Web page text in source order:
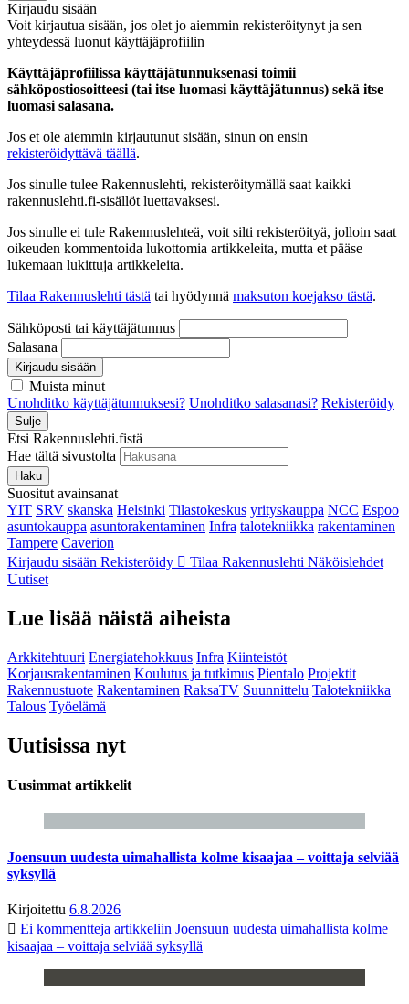
Kirjaudu sisään
Voit kirjautua sisään, jos olet jo aiemmin rekisteröitynyt ja sen
yhteydessä luonut käyttäjäprofiilin
Käyttäjäprofiilissa käyttäjätunnuksenasi toimii
sähköpostiosoitteesi (tai itse luomasi käyttäjätunnus) sekä itse
luomasi salasana.
Jos et ole aiemmin kirjautunut sisään, sinun on ensin
rekisteröidyttävä täällä.
Jos sinulle tulee Rakennuslehti, rekisteröitymällä saat kaikki
rakennuslehti.fi-sisällöt luettavaksesi.
Jos sinulle ei tule Rakennuslehteä, voit silti rekisteröityä, jolloin saat
oikeuden kommentoida lukottomia artikkeleita, mutta et pääse
lukemaan lukittuja artikkeleita.
Tilaa Rakennuslehti tästä tai hyödynnä maksuton koejakso tästä.
Sähköposti tai käyttäjätunnus
Salasana
Kirjaudu sisään
Muista minut
Unohditko käyttäjätunnuksesi? Unohditko salasanasi? Rekisteröidy
Sulje
Etsi Rakennuslehti.fistä
Hae tältä sivustolta
Haku
Suositut avainsanat
YIT SRV skanska Helsinki Tilastokeskus yrityskauppa NCC Espoo
asuntokauppa asuntorakentaminen Infra talotekniikka rakentaminen
Tampere Caverion
Kirjaudu sisään Rekisteröidy Tilaa Rakennuslehti Näköislehdet
Uutiset
Lue lisää näistä aiheista
Arkkitehtuuri Energiatehokkuus Infra Kiinteistöt
Korjausrakentaminen Koulutus ja tutkimus Pientalo Projektit
Rakennustuote Rakentaminen RaksaTV Suunnittelu Talotekniikka
Talous Työelämä
Uutisissa nyt
Uusimmat artikkelit
Joensuun uudesta uimahallista kolme kisaajaa – voittaja selviää
syksyllä
Kirjoitettu 6.8.2026
Ei kommentteja artikkeliin Joensuun uudesta uimahallista kolme
kisaajaa – voittaja selviää syksyllä